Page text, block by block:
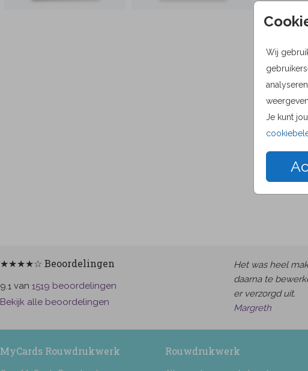
Wij
Je kunt
★★★★☆ Beoordelingen
9.1 van 1519 beoordelingen
Bekijk alle beoordelingen
Het was heel
daarna te
er verzorgd uit.
Margreth
MyCards Rouwdrukwerk Rouwdrukwerk